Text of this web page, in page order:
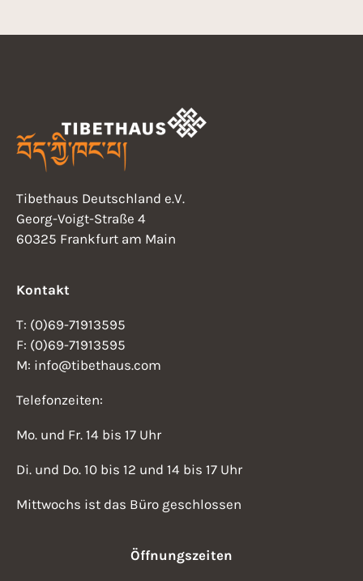
Tibethaus Deutschland e.V.
Georg-Voigt-Straße 4
60325 Frankfurt am Main
Kontakt
T: (0)69-71913595
F: (0)69-71913595
M: info@tibethaus.com
Telefonzeiten:
Mo. und Fr. 14 bis 17 Uhr
Di. und Do. 10 bis 12 und 14 bis 17 Uhr
Mittwochs ist das Büro geschlossen
Öffnungszeiten